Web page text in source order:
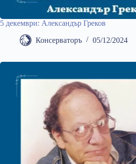
5 декември: Александър Греков
Консерваторъ 05/12/2024